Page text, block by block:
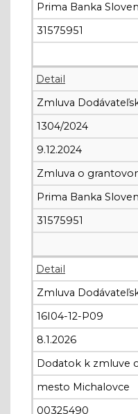
Prima Banka
31575951
Detail
Zmluva
1304/2024
9.12.2024
Zmluva o
Prima Banka
31575951
Detail
Zmluva
16I04-12-P09
8.1.2026
Dodatok k zmluve
mesto Michalovce
00325490